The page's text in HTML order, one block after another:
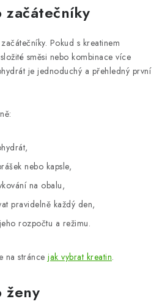
Pokud s kreatinem
směsi nebo kombinace více
je jednoduchý a přehledný první
nebo kapsle,
na obalu,
pravidelně každý den,
rozpočtu a režimu.
na stránce jak vybrat kreatin.
ženy